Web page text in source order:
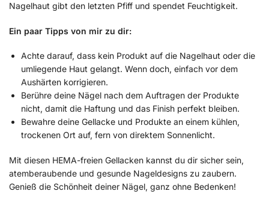
Nagelhaut gibt den letzten Pfiff und spendet Feuchtigkeit.
Ein paar Tipps von mir zu dir:
Achte darauf, dass kein Produkt auf die Nagelhaut oder die
umliegende Haut gelangt. Wenn doch, einfach vor dem
Aushärten korrigieren.
Berühre deine Nägel nach dem Auftragen der Produkte
nicht, damit die Haftung und das Finish perfekt bleiben.
Bewahre deine Gellacke und Produkte an einem kühlen,
trockenen Ort auf, fern von direktem Sonnenlicht.
Mit diesen HEMA-freien Gellacken kannst du dir sicher sein,
atemberaubende und gesunde Nageldesigns zu zaubern.
Genieß die Schönheit deiner Nägel, ganz ohne Bedenken!